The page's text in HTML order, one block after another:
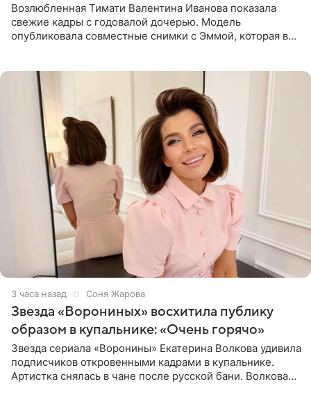
Возлюбленная Тимати Валентина Иванова показала
свежие кадры с годовалой дочерью. Модель
опубликовала совместные снимки с Эммой, которая в
4 часа назад Соня Жарова
Звезда «Ворониных» восхитила публику
образом в купальнике: «Очень горячо»
Звезда сериала «Воронины» Екатерина Волкова удивила
подписчиков откровенными кадрами в купальнике.
Артистка снялась в чане после русской бани. Волкова